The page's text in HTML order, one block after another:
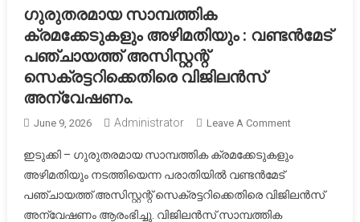
ഗുരുതരമായ സാമ്പത്തിക
ക്രമക്കേടുകളും അഴിമതിയും : വണ്ടന്‍മേട്
പഞ്ചായത്ത് അസിസ്റ്റന്റ്
സെക്രട്ടറിക്കെതിരെ വിജിലന്‍സ്
അന്വേഷണം.
June 9, 2026 Administrator Leave A CommentOn
സാമ്പത്തിക
അഴിമതിയും
ഇടുക്കി – ഗുരുതരമായ സാമ്പത്തിക ക്രമക്കേടുകളും
അഴിമതിയും നടത്തിയെന്ന പരാതിയില്‍ വണ്ടന്‍മേട്
പഞ്ചായത്ത് അസിസ്റ്റന്റ് സെക്രട്ടറിക്കെതിരെ വിജിലന്‍സ്
അന്വേഷണം ആരംഭിച്ചു. വിജിലന്‍സ് സാമ്പത്തിക